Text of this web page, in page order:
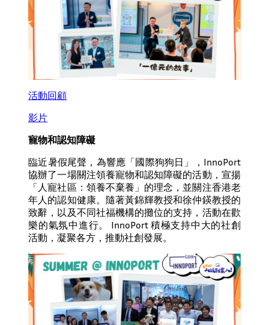
活動回顧
影片
寵物和認知障礙
臨近暑假尾聲，為響應「國際狗狗日」，InnoPort
協辦了一場關注領養寵物和認知障礙的活動，宣揚
「人寵社區：領養不棄養」的理念，並關注香港老
年人的認知健康。隨著黃錦輝教授和徐仲鍈教授的
致辭，以及不同社福機構的攤位的支持，活動在歡
樂的氣氛中進行。 InnoPort 積極支持中大的社創
活動，凝聚各方，推動社創發展。